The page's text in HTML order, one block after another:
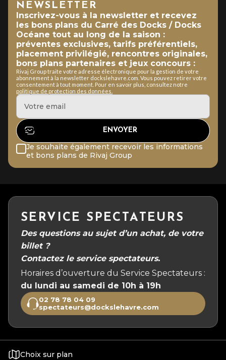
NEWSLETTER
Inscrivez-vous à la newsletter et recevez
les bons plans du Carré des Docks / Docks
Océane tout au long de la saison :
préventes exclusives, tarifs préférentiels,
placement privilégié, rencontres originales,
bons plans partenaires et jeux concours :
Rivaj Group traite votre adresse électronique pour la gestion de votre
abonnement à la newsletter dockslehavre.com. Vous pouvez retirer votre
consentement à tout moment. Pour en savoir plus, consultez notre
politique de protection des données.
Je souhaite également recevoir les informations
et bons plans de Rivaj Group
SERVICE SPECTATEURS
Des questions au sujet d’un achat, de votre
billet ?
Contactez le service spectateurs.
Horaires d’ouverture du Service Spectateurs :
du lundi au samedi de 10h à 19h
02 78 78 04 09
spectateurs@dockslehavre.com
Choix sur plan